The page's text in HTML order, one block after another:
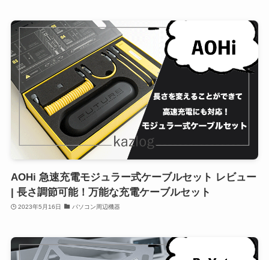
AOHi 急速充電モジュラー式ケーブルセット レビュー
| 長さ調節可能！万能な充電ケーブルセット
2023年5月16日 パソコン周辺機器